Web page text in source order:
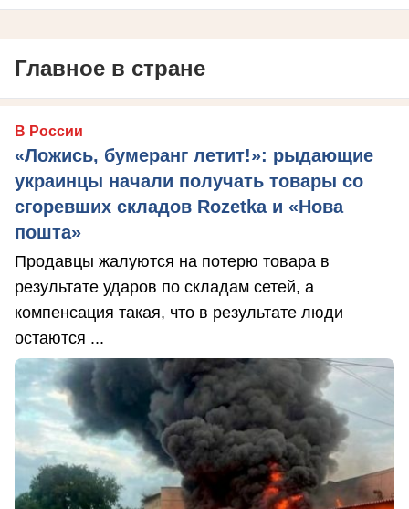
Главное в стране
В России
«Ложись, бумеранг летит!»: рыдающие
украинцы начали получать товары со
сгоревших складов Rozetka и «Нова
пошта»
Продавцы жалуются на потерю товара в
результате ударов по складам сетей, а
компенсация такая, что в результате люди
остаются ...